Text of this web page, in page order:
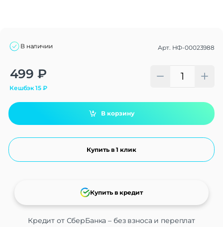
В наличии Арт. НФ-00023988
499 ₽
Кешбэк15₽
В корзину
Купить в 1 клик
Кредит от СберБанка – без взноса и переплат
Купить в кредит
Alternative: